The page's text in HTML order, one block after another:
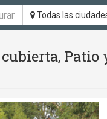
Todas las
Patio